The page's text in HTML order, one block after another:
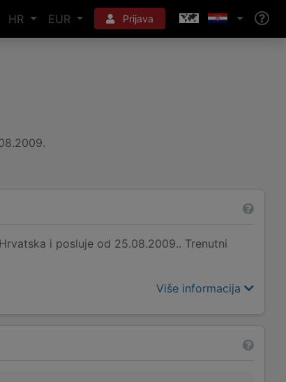
HR EUR Prijava
i posluje od 25.08.2009.. Trenutni
Više informacija